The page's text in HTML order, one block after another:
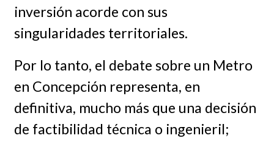
inversión acorde con sus
singularidades territoriales.
Por lo tanto, el debate sobre un Metro
en Concepción representa, en
definitiva, mucho más que una decisión
de factibilidad técnica o ingenieril;